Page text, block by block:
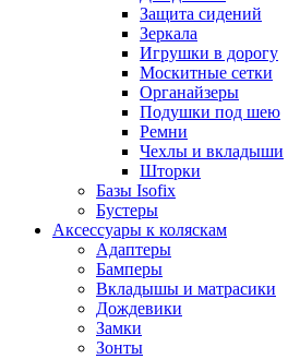
Защита сидений
Зеркала
Игрушки в дорогу
Москитные сетки
Органайзеры
Подушки под шею
Ремни
Чехлы и вкладыши
Шторки
Базы Isofix
Бустеры
Аксессуары к коляскам
Адаптеры
Бамперы
Вкладышы и матрасики
Дождевики
Замки
Зонты